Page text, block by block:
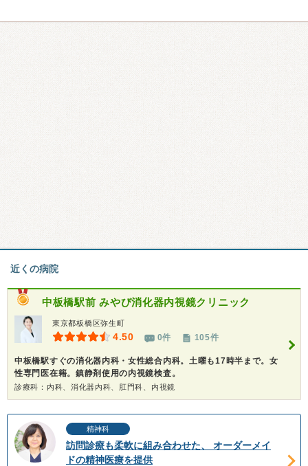
近くの病院
中板橋駅前 みやび消化器内視鏡クリニック
東京都板橋区弥生町
4.50 0件 105件
中板橋駅すぐの消化器内科・女性総合内科。土曜も17時半まで。女
性専門医在籍。鎮静剤使用の内視鏡検査。
診療科：内科、消化器内科、肛門科、内視鏡
精神科
訪問診療も柔軟に組み合わせた、 オーダーメイ
ドの精神医療を提供